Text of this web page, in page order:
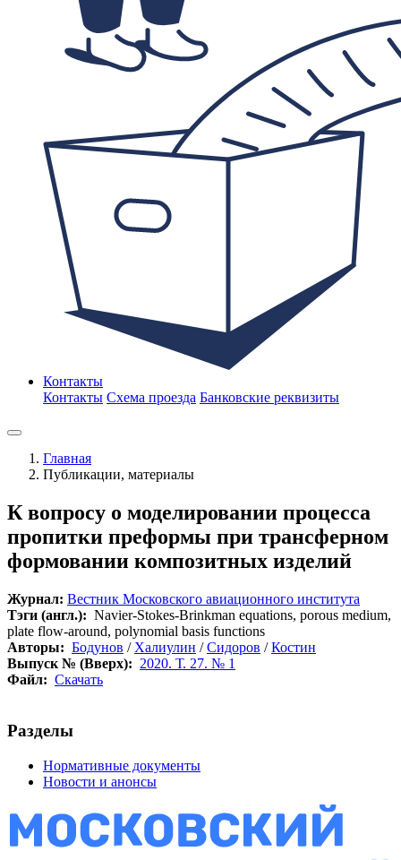
Контакты
Контакты Схема проезда Банковские реквизиты
Главная
Публикации, материалы
К вопросу о моделировании процесса
пропитки преформы при трансферном
формовании композитных изделий
Журнал: Вестник Московского авиационного института
Тэги (англ.): Navier-Stokes-Brinkman equations, porous medium,
plate flow-around, polynomial basis functions
Авторы: Бодунов / Халиулин /Сидоров /Костин
Выпуск № (Вверх): 2020. Т. 27. № 1
Файл: Скачать
Разделы
Нормативные документы
Новости и анонсы